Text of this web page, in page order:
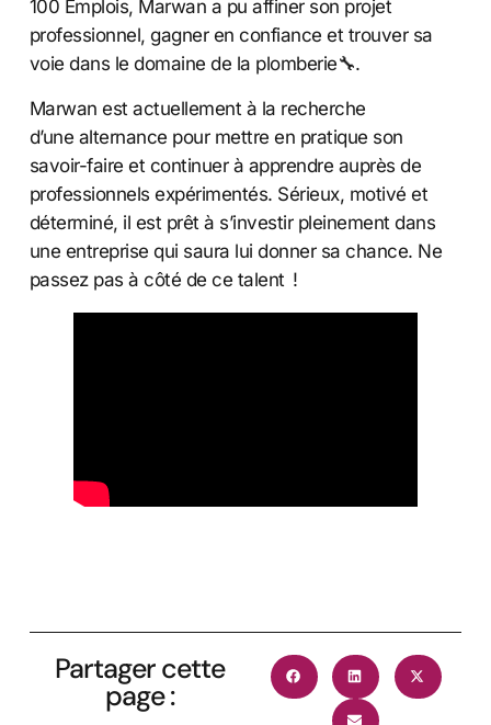
100 Emplois, Marwan a pu affiner son projet
professionnel, gagner en confiance et trouver sa
voie dans le domaine de la plomberie🔧.
Marwan est actuellement à la recherche
d’une alternance pour mettre en pratique son
savoir-faire et continuer à apprendre auprès de
professionnels expérimentés. Sérieux, motivé et
déterminé, il est prêt à s’investir pleinement dans
une entreprise qui saura lui donner sa chance. Ne
passez pas à côté de ce talent !
Partager cette
page :